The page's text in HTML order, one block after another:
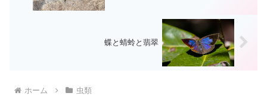
蝶と蜻蛉と翡翠
ホーム 虫類